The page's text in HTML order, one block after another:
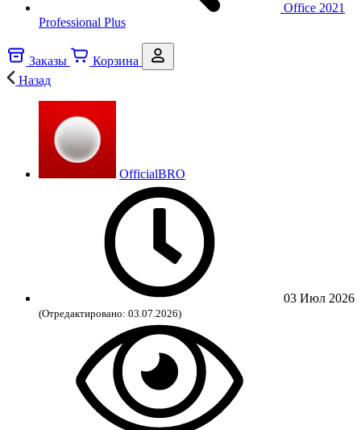
Office 2021
Professional Plus
Заказы
Корзина
Назад
OfficialBRO
03 Июл 2026
(Отредактировано: 03.07.2026)